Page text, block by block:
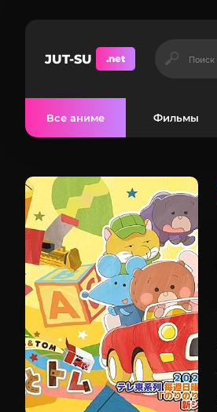
JUT-SU .net
Все аниме Фильмы